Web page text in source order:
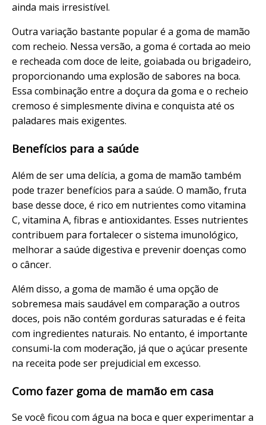
ainda mais irresistível.
Outra variação bastante popular é a goma de mamão
com recheio. Nessa versão, a goma é cortada ao meio
e recheada com doce de leite, goiabada ou brigadeiro,
proporcionando uma explosão de sabores na boca.
Essa combinação entre a doçura da goma e o recheio
cremoso é simplesmente divina e conquista até os
paladares mais exigentes.
Benefícios para a saúde
Além de ser uma delícia, a goma de mamão também
pode trazer benefícios para a saúde. O mamão, fruta
base desse doce, é rico em nutrientes como vitamina
C, vitamina A, fibras e antioxidantes. Esses nutrientes
contribuem para fortalecer o sistema imunológico,
melhorar a saúde digestiva e prevenir doenças como
o câncer.
Além disso, a goma de mamão é uma opção de
sobremesa mais saudável em comparação a outros
doces, pois não contém gorduras saturadas e é feita
com ingredientes naturais. No entanto, é importante
consumi-la com moderação, já que o açúcar presente
na receita pode ser prejudicial em excesso.
Como fazer goma de mamão em casa
Se você ficou com água na boca e quer experimentar a